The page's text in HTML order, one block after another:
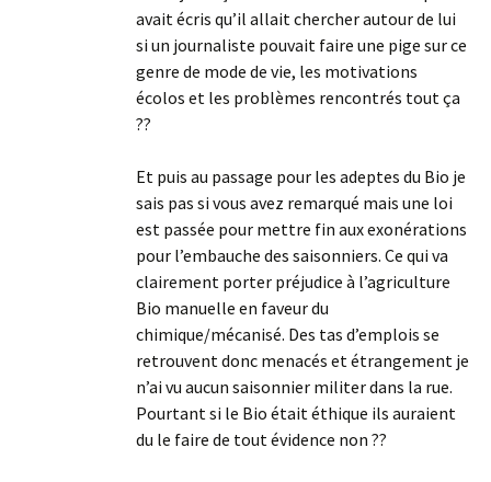
avait écris qu’il allait chercher autour de lui
si un journaliste pouvait faire une pige sur ce
genre de mode de vie, les motivations
écolos et les problèmes rencontrés tout ça
??
Et puis au passage pour les adeptes du Bio je
sais pas si vous avez remarqué mais une loi
est passée pour mettre fin aux exonérations
pour l’embauche des saisonniers. Ce qui va
clairement porter préjudice à l’agriculture
Bio manuelle en faveur du
chimique/mécanisé. Des tas d’emplois se
retrouvent donc menacés et étrangement je
n’ai vu aucun saisonnier militer dans la rue.
Pourtant si le Bio était éthique ils auraient
du le faire de tout évidence non ??